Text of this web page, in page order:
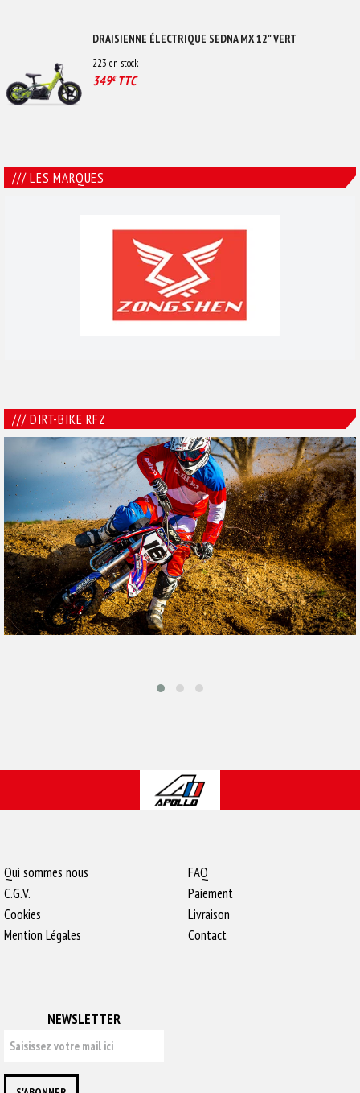
DRAISIENNE ÉLECTRIQUE SEDNA MX 12" VERT
223 en stock
349€TTC
/// LES MARQUES
/// DIRT-BIKE RFZ
Qui sommes nous
C.G.V.
Cookies
Mention Légales
FAQ
Paiement
Livraison
Contact
NEWSLETTER